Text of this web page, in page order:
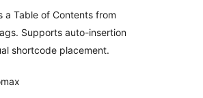
a Table of Contents from
Supports auto-insertion
shortcode placement.